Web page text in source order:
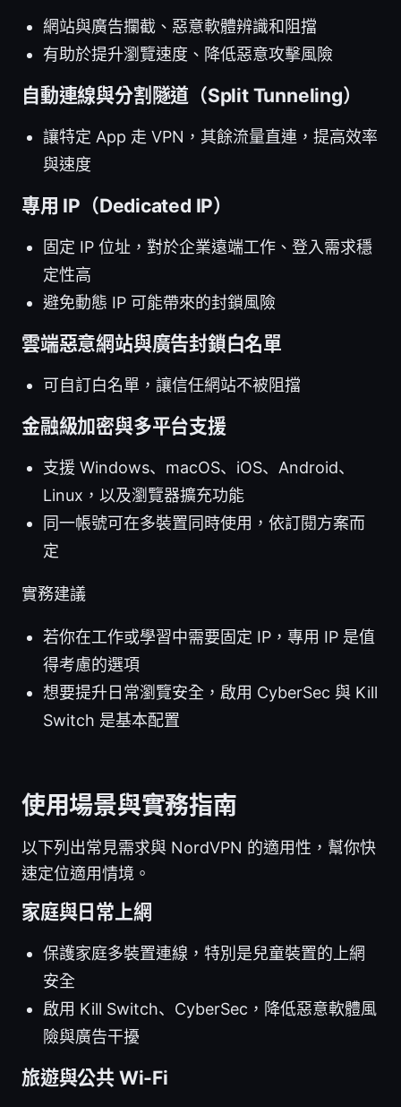
網站與廣告攔截、惡意軟體辨識和阻擋
有助於提升瀏覽速度、降低惡意攻擊風險
自動連線與分割隧道（Split Tunneling）
讓特定 App 走 VPN，其餘流量直連，提高效率
與速度
專用 IP（Dedicated IP）
固定 IP 位址，對於企業遠端工作、登入需求穩
定性高
避免動態 IP 可能帶來的封鎖風險
雲端惡意網站與廣告封鎖白名單
可自訂白名單，讓信任網站不被阻擋
金融級加密與多平台支援
支援 Windows、macOS、iOS、Android、
Linux，以及瀏覽器擴充功能
同一帳號可在多裝置同時使用，依訂閱方案而
定
實務建議
若你在工作或學習中需要固定 IP，專用 IP 是值
得考慮的選項
想要提升日常瀏覽安全，啟用 CyberSec 與 Kill
Switch 是基本配置
使用場景與實務指南
以下列出常見需求與 NordVPN 的適用性，幫你快
速定位適用情境。
家庭與日常上網
保護家庭多裝置連線，特別是兒童裝置的上網
安全
啟用 Kill Switch、CyberSec，降低惡意軟體風
險與廣告干擾
旅遊與公共 Wi-Fi